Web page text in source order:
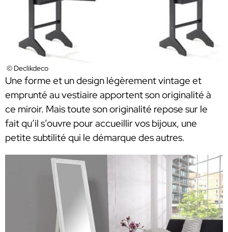
© Declikdeco
Une forme et un design légèrement vintage et
emprunté au vestiaire apportent son originalité à
ce miroir. Mais toute son originalité repose sur le
fait qu’il s’ouvre pour accueillir vos bijoux, une
petite subtilité qui le démarque des autres.